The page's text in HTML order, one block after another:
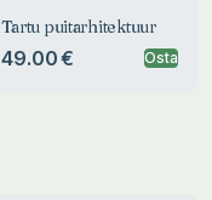
Tartu puitarhitektuur
49.00 € Osta